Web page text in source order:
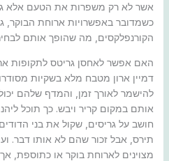
אשר לא רק משפרות את הטעם אלא גם
כשמדובר באפשרויות ארוחת הבוקר,
הקורנפלקסים, מה שהופך אותם
האם אפשר לאחסן גריטס לתקופות
דמיין ארון מטבח מלא בשקיות
להישמר לאורך זמן, והמדף שלהם
אותם במקום קריר ויבש. כך תוכל
חושב על גריסים, שקול את בני
תירס, אבל זכור שהם לא אותו דבר.
מצוינים לארוחת בוקר או כתוספת,